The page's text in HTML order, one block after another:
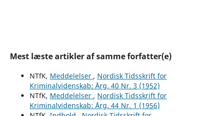
Mest læste artikler af samme forfatter(e)
NTfK, Meddelelser , Nordisk Tidsskrift for
Kriminalvidenskab: Årg. 40 Nr. 3 (1952)
NTfK, Meddelelser , Nordisk Tidsskrift for
Kriminalvidenskab: Årg. 44 Nr. 1 (1956)